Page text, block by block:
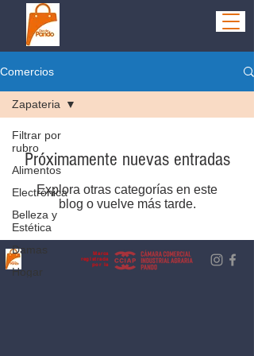
Comercios
Filtrar por
rubro
Alimentos
Electrónica
Belleza y
Estética
Damas
Hogar
Zapateria
Próximamente nuevas entradas
Explora otras categorías en este
blog o vuelve más tarde.
Marca
registrada
por la